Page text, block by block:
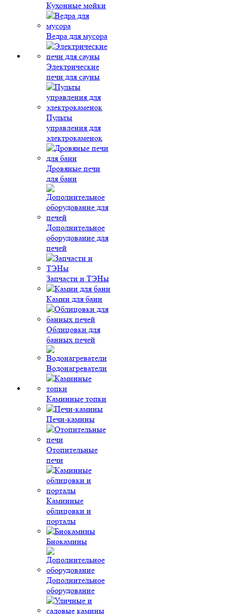
Кухонные мойки
Ведра для мусора
Электрические
печи для сауны
Пульты
управления для
электрокаменок
Дровяные печи
для бани
Дополнительное
оборудование для
печей
Запчасти и ТЭНы
Камни для бани
Облицовки для
банных печей
Водонагреватели
Каминные топки
Печи-камины
Отопительные
печи
Каминные
облицовки и
порталы
Биокамины
Дополнительное
оборудование